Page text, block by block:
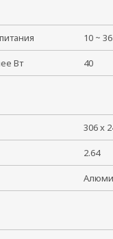
10 ~
Вт 40
306 x
2.64